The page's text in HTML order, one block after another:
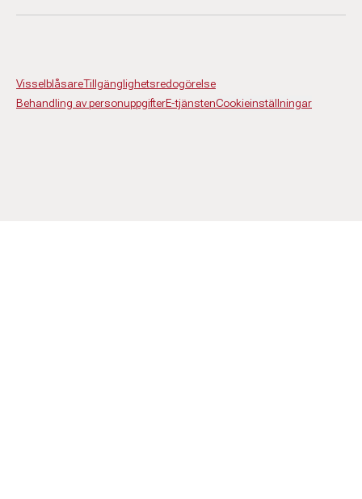
VisselblåsareTillgänglighetsredogörelse
Behandling av personuppgifterE-tjänstenCookieinställningar